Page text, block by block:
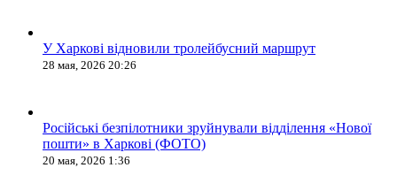
У Харкові відновили тролейбусний маршрут
28 мая, 2026 20:26
Російські безпілотники зруйнували відділення «Нової
пошти» в Харкові (ФОТО)
20 мая, 2026 1:36